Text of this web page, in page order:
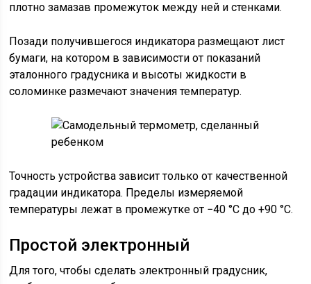
плотно замазав промежуток между ней и стенками.
Позади получившегося индикатора размещают лист
бумаги, на котором в зависимости от показаний
эталонного градусника и высоты жидкости в
соломинке размечают значения температур.
Точность устройства зависит только от качественной
градации индикатора. Пределы измеряемой
температуры лежат в промежутке от −40 °C до +90 °C.
Простой электронный
Для того, чтобы сделать электронный градусник,